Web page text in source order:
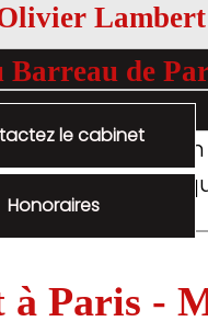
Lambert
Barreau de
le cabinet
Honoraires
de votre situation
ET CONFIDENTIEL.
à Paris -